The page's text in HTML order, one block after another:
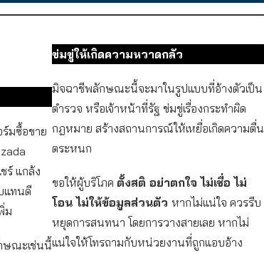
มซื้อขาย
ร์ แกล้ง
แทนดี
ม
ษณะเช่นนี้
ข่มขู่ให้เกิดความหวาดกลัว
มิจฉาชีพลักษณะนี้จะมาในรูปแบบที่อ้างตัวเป็น
ตำรวจ หรือเจ้าหน้าที่รัฐ ข่มขู่เรื่องกระทำผิด
กฎหมาย สร้างสถานการณ์ให้เหยื่อเกิดความตื่น
ตระหนก
ขอให้ผู้บริโภค ตั้งสติ อย่าตกใจ ไม่เชื่อ ไม่
โอน ไม่ให้ข้อมูลส่วนตัว หากไม่แน่ใจ ควรรีบ
หยุดการสนทนา โดยการวางสายเลย หากไม่
แน่ใจให้โทรถามกับหน่วยงานที่ถูกแอบอ้าง